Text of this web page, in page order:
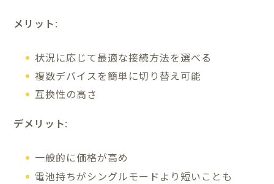
メリット:
状況に応じて最適な接続方法を選べる
複数デバイスを簡単に切り替え可能
互換性の高さ
デメリット:
一般的に価格が高め
電池持ちがシングルモードより短いことも